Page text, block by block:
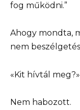
fog működni.”
Ahogy mondta,
nem
«Kit hívtál
Nem habozott.